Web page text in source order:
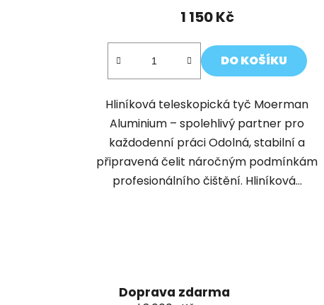
1 150 Kč
DO KOŠÍKU
Hliníková teleskopická tyč Moerman
Aluminium – spolehlivý partner pro
každodenní práci Odolná, stabilní a
připravená čelit náročným podmínkám
profesionálního čištění. Hliníková...
Doprava zdarma